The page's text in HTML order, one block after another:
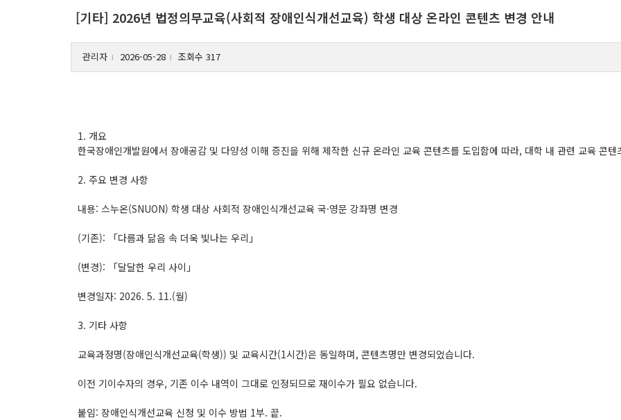
[기타] 2026년 법정의무교육(사회적 장애인식개선교육) 학생 대상 온라인 콘텐츠 변경 안내
관리자 l 2026-05-28 l 조회수 317
1. 개요
한국장애인개발원에서 장애공감 및 다양성 이해 증진을 위해 제작한 신규 온라인 교육 콘텐츠를 도입함에 따라, 대학 내 관련 교육 콘
2. 주요 변경 사항
내용: 스누온(SNUON) 학생 대상 사회적 장애인식개선교육 국·영문 강좌명 변경
(기존): 「다름과 닮음 속 더욱 빛나는 우리」
(변경): 「달달한 우리 사이」
변경일자: 2026. 5. 11.(월)
3. 기타 사항
교육과정명(장애인식개선교육(학생)) 및 교육시간(1시간)은 동일하며, 콘텐츠명만 변경되었습니다.
이전 기이수자의 경우, 기존 이수 내역이 그대로 인정되므로 재이수가 필요 없습니다.
붙임: 장애인식개선교육 신청 및 이수 방법 1부. 끝.